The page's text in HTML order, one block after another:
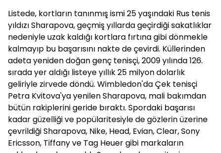
Listede, kortların tanınmış ismi 25 yaşındaki Rus tenis
yıldızı Sharapova, geçmiş yıllarda geçirdiği sakatlıklar
nedeniyle uzak kaldığı kortlara fırtına gibi dönmekle
kalmayıp bu başarısını nakte de çevirdi. Küllerinden
adeta yeniden doğan genç tenisçi, 2009 yılında 126.
sırada yer aldığı listeye yıllık 25 milyon dolarlık
geliriyle zirvede döndü. Wimbledon'da Çek tenisçi
Petra Kvitova'ya yenilen Sharapova, mali bakımdan
bütün rakiplerini geride bıraktı. Spordaki başarısı
kadar güzelliği ve popülaritesiyle de gözlerin üzerine
çevrildiği Sharapova, Nike, Head, Evian, Clear, Sony
Ericsson, Tiffany ve Tag Heuer gibi markaların